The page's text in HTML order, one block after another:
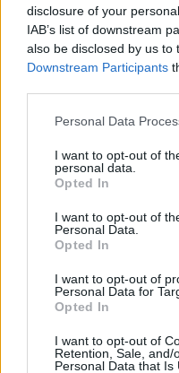
disclosure of your
IAB’s list of downstream
also be disclosed by us to
Downstream Participants
Please note that this
not limited to your visit or
grant or deny consent to
use your data for below
consent section.
Personal Data
I want to opt-out of
personal data.
Opted In
I want to opt-out of
Personal Data.
Opted In
I want to opt-out of
Personal Data for
Opted In
I want to opt-out of
Retention, Sale, and/
Personal Data that Is
Verder lezen
NEWS